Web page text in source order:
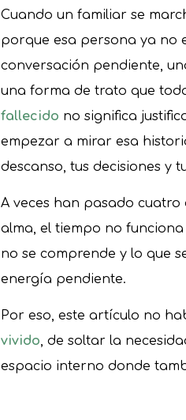
Cuando un familiar se
porque esa persona ya no
conversación pendiente,
una forma de trato que
fallecido no significa
empezar a mirar esa
descanso, tus decisiones y
A veces han pasado cuatro
alma, el tiempo no
no se comprende y lo que
energía pendiente.
Por eso, este artículo no
vivido , de soltar la
espacio interno donde